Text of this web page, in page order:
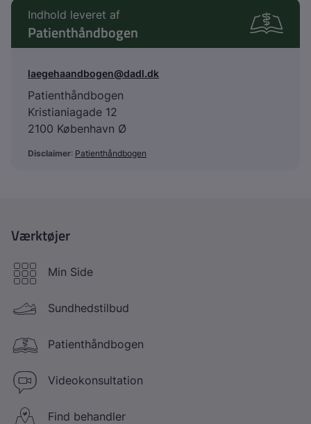
Indhold leveret af
Patienthåndbogen
laegehaandbogen@dadl.dk
Patienthåndbogen
Kristianiagade 12
2100 København Ø
Disclaimer: Patienthåndbogen